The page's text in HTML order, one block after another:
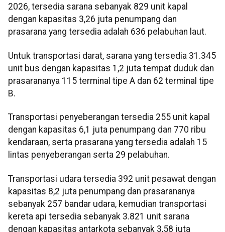
2026, tersedia sarana sebanyak 829 unit kapal
dengan kapasitas 3,26 juta penumpang dan
prasarana yang tersedia adalah 636 pelabuhan laut.
Untuk transportasi darat, sarana yang tersedia 31.345
unit bus dengan kapasitas 1,2 juta tempat duduk dan
prasarananya 115 terminal tipe A dan 62 terminal tipe
B.
Transportasi penyeberangan tersedia 255 unit kapal
dengan kapasitas 6,1 juta penumpang dan 770 ribu
kendaraan, serta prasarana yang tersedia adalah 15
lintas penyeberangan serta 29 pelabuhan.
Transportasi udara tersedia 392 unit pesawat dengan
kapasitas 8,2 juta penumpang dan prasarananya
sebanyak 257 bandar udara, kemudian transportasi
kereta api tersedia sebanyak 3.821 unit sarana
dengan kapasitas antarkota sebanyak 3,58 juta